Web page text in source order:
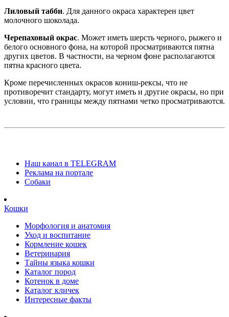
Лиловый табби. Для данного окраса характерен цвет
молочного шоколада.
Черепаховый окрас. Может иметь шерсть черного, рыжего и
белого основного фона, на которой просматриваются пятна
других цветов. В частности, на черном фоне располагаются
пятна красного цвета.
Кроме перечисленных окрасов кониш-рексы, что не
противоречит стандарту, могут иметь и другие окрасы, но при
условии, что границы между пятнами четко просматриваются.
Наш канал в TELEGRAM
Реклама на портале
Собаки
Кошки
Морфология и анатомия
Уход и воспитание
Кормление кошек
Ветеринария
Тайны языка кошки
Каталог пород
Котенок в доме
Каталог кличек
Интересные факты